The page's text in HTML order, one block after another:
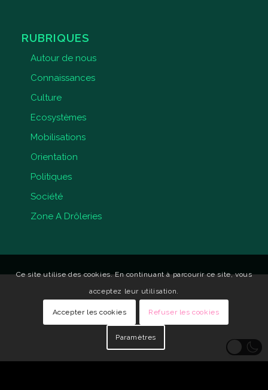
RUBRIQUES
Autour de nous
Connaissances
Culture
Ecosystèmes
Mobilisations
Orientation
Politiques
Société
Zone A Drôleries
Ce site utilise des cookies. En continuant à parcourir ce site, vous
acceptez leur utilisation.
Accepter les cookies Refuser les cookies
Paramètres